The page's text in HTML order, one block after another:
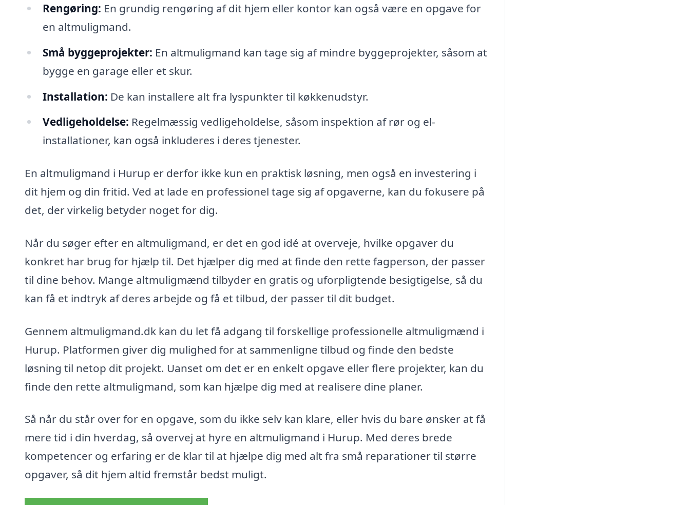
Rengøring: En grundig rengøring af dit hjem eller kontor kan også være en opgave for
en altmuligmand.
Små byggeprojekter: En altmuligmand kan tage sig af mindre byggeprojekter, såsom at
bygge en garage eller et skur.
Installation: De kan installere alt fra lyspunkter til køkkenudstyr.
Vedligeholdelse: Regelmæssig vedligeholdelse, såsom inspektion af rør og el-
installationer, kan også inkluderes i deres tjenester.
En altmuligmand i Hurup er derfor ikke kun en praktisk løsning, men også en investering i
dit hjem og din fritid. Ved at lade en professionel tage sig af opgaverne, kan du fokusere på
det, der virkelig betyder noget for dig.
Når du søger efter en altmuligmand, er det en god idé at overveje, hvilke opgaver du
konkret har brug for hjælp til. Det hjælper dig med at finde den rette fagperson, der passer
til dine behov. Mange altmuligmænd tilbyder en gratis og uforpligtende besigtigelse, så du
kan få et indtryk af deres arbejde og få et tilbud, der passer til dit budget.
Gennem altmuligmand.dk kan du let få adgang til forskellige professionelle altmuligmænd i
Hurup. Platformen giver dig mulighed for at sammenligne tilbud og finde den bedste
løsning til netop dit projekt. Uanset om det er en enkelt opgave eller flere projekter, kan du
finde den rette altmuligmand, som kan hjælpe dig med at realisere dine planer.
Så når du står over for en opgave, som du ikke selv kan klare, eller hvis du bare ønsker at få
mere tid i din hverdag, så overvej at hyre en altmuligmand i Hurup. Med deres brede
kompetencer og erfaring er de klar til at hjælpe dig med alt fra små reparationer til større
opgaver, så dit hjem altid fremstår bedst muligt.